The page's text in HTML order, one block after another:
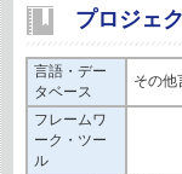
プロジェ
言語・デー
タベース
その他
フレームワ
ーク・ツー
ル